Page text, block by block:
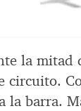
la mitad
la barra.